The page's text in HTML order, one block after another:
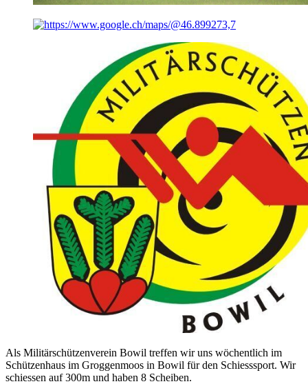
Als Militärschützenverein Bowil treffen wir uns wöchentlich im
Schützenhaus im Groggenmoos in Bowil für den Schiesssport. Wir
schiessen auf 300m und haben 8 Scheiben.